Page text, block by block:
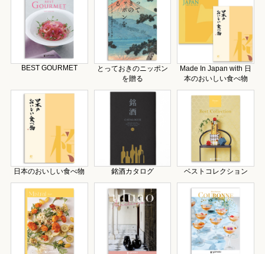
BEST GOURMET
とっておきのニッポン
を贈る
Made In Japan with 日
本のおいしい食べ物
日本のおいしい食べ物 銘酒カタログ ベストコレクション